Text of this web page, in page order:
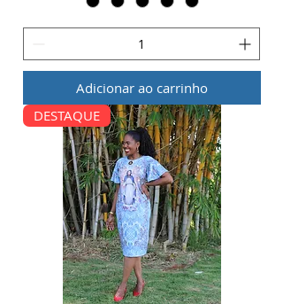
Adicionar ao carrinho
DESTAQUE